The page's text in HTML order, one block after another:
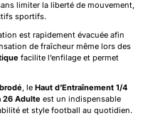
limiter la liberté de mouvement,
sportifs.
est rapidement évacuée afin
de fraîcheur même lors des
facilite l’enfilage et permet
, le Haut d’Entraînement 1/4
26 Adulte est un indispensable
et style football au quotidien.